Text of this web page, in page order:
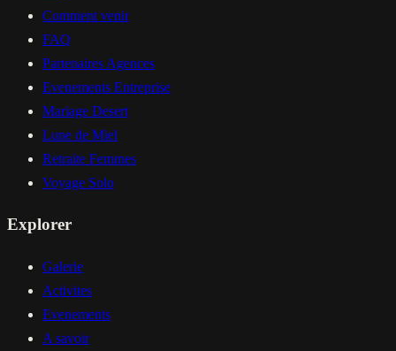
Comment venir
FAQ
Partenaires Agences
Evenements Entreprise
Mariage Desert
Lune de Miel
Retraite Femmes
Voyage Solo
Explorer
Galerie
Activites
Evenements
A savoir